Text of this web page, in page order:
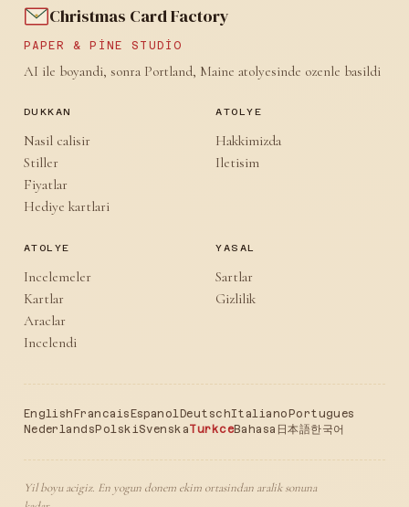
Christmas Card Factory
PAPER & PINE STUDIO
AI ile boyandi, sonra Portland, Maine atolyesinde ozenle basildi
DUKKAN
Nasil calisir
Stiller
Fiyatlar
Hediye kartlari
ATOLYE
Hakkimizda
Iletisim
ATOLYE
Incelemeler
Kartlar
Araclar
Incelendi
YASAL
Sartlar
Gizlilik
English Francais Espanol DeutschItaliano Portugues
Nederlands PolskiSvenskaTurkceBahasa 日本語한국어
Yil boyu acigiz. En yogun donem ekim ortasindan aralik sonuna